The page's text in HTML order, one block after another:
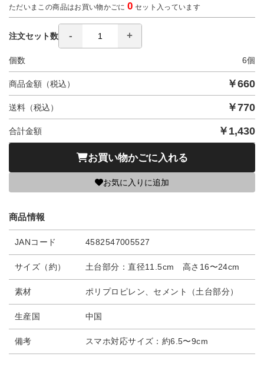
ただいまこの商品はお買い物かごに0 セット入っています
注文セット数
個数 6個
商品金額（税込） ￥660
送料（税込） ￥770
合計金額 ￥ 1,430
お買い物かごに入れる
お気に入りに追加
商品情報
JANコード 4582547005527
サイズ（約） 土台部分：直径11.5cm 高さ16〜24cm
素材 ポリプロピレン、セメント（土台部分）
生産国 中国
備考 スマホ対応サイズ：約6.5〜9cm